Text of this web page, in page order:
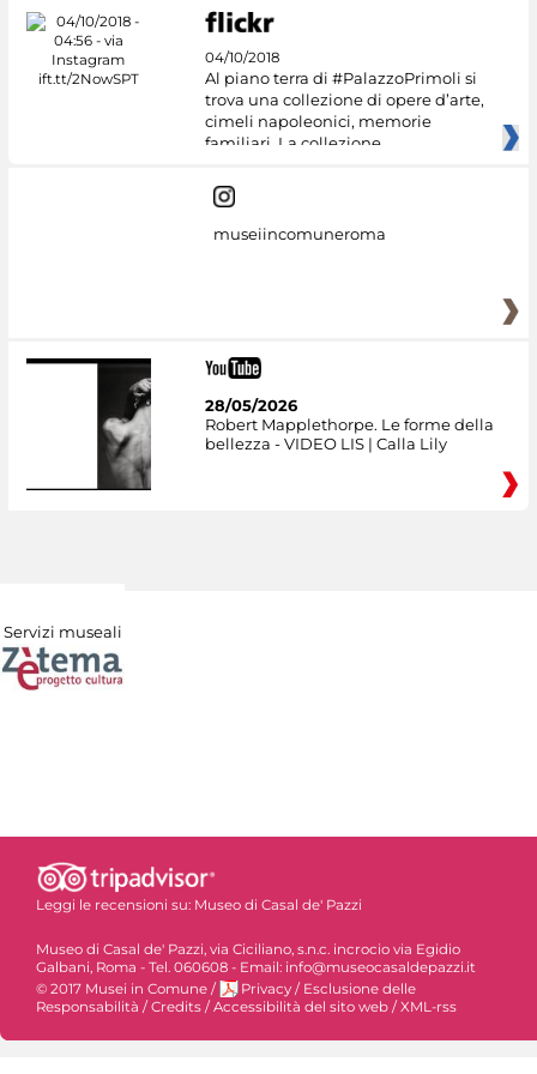
04/10/2018
Al piano terra di #PalazzoPrimoli si
trova una collezione di opere d’arte,
cimeli napoleonici, memorie
familiari. La collezione
museiincomuneroma
28/05/2026
Robert Mapplethorpe. Le forme della
bellezza - VIDEO LIS | Calla Lily
Servizi museali
Leggi le recensioni su: Museo di Casal de' Pazzi
Museo di Casal de' Pazzi, via Ciciliano, s.n.c. incrocio via Egidio
Galbani, Roma - Tel. 060608 - Email: info@museocasaldepazzi.it
© 2017 Musei in Comune / Privacy / Esclusione delle
Responsabilità / Credits / Accessibilità del sito web / XML-rss